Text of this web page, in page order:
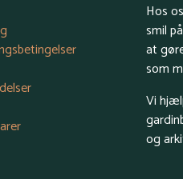
Hos
smil
at
som
Vi
og